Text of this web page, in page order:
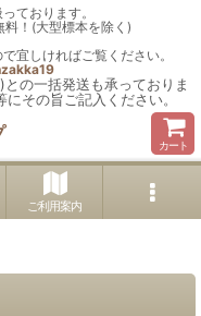
ております。
！(大型標本を除く)
宜しければご覧ください。
の一括発送も承っておりま
その旨ご記入ください。
カート
ご利用案内